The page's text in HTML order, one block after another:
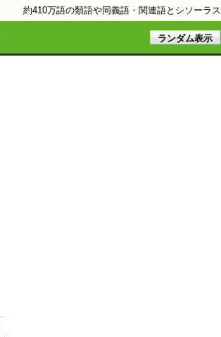
約410万語の類語や同義語・関連語とシソーラス